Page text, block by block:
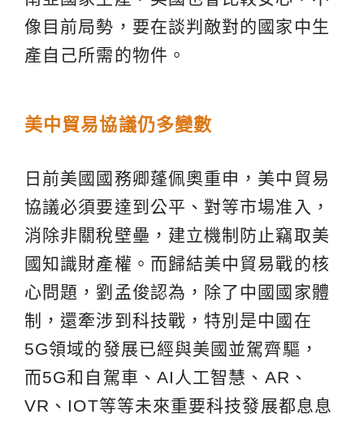
像目前局勢，要在談判敵對的國家中生
產自己所需的物件。
美中貿易協議仍多變數
日前美國國務卿蓬佩奧重申，美中貿易
協議必須要達到公平、對等市場准入，
消除非關稅壁壘，建立機制防止竊取美
國知識財產權。而歸結美中貿易戰的核
心問題，劉孟俊認為，除了中國國家體
制，還牽涉到科技戰，特別是中國在
5G領域的發展已經與美國並駕齊驅，
而5G和自駕車、AI人工智慧、AR、
VR、IOT等等未來重要科技發展都息息